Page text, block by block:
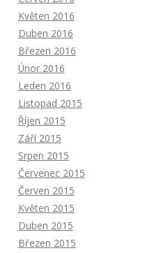
Květen 2016
Duben 2016
Březen 2016
Únor 2016
Leden 2016
Listopad 2015
Říjen 2015
Září 2015
Srpen 2015
Červenec 2015
Červen 2015
Květen 2015
Duben 2015
Březen 2015